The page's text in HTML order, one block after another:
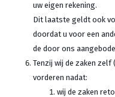
uw eigen rekening.
Dit laatste geldt ook
doordat u voor een
de door ons
Tenzij wij de zaken
vorderen nadat:
wij de zaken